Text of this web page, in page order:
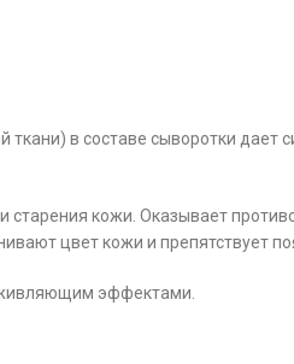
в составе сыворотки дает
кожи. Оказывает
цвет кожи и препятствует
эффектами.